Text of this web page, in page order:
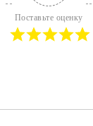
Поставьте оценку